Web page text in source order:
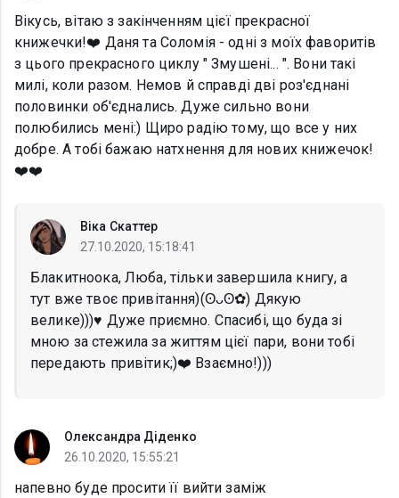
Вікусь, вітаю з закінченням цієї прекрасної
книжечки!❤️ Даня та Соломія - одні з моїх фаворитів
з цього прекрасного циклу " Змушені... ". Вони такі
милі, коли разом. Немов й справді дві роз'єднані
половинки об'єднались. Дуже сильно вони
полюбились мені:) Щиро радію тому, що все у них
добре. А тобі бажаю натхнення для нових книжечок!
❤️❤️
Віка Скаттер
27.10.2020, 15:18:41
Блакитноока, Люба, тільки завершила книгу, а
тут вже твоє привітання)(ʘᴗʘ✿) Дякую
велике)))♥️ Дуже приємно. Спасибі, що буда зі
мною за стежила за життям цієї пари, вони тобі
передають привітик;)❤️ Взаємно!)))
Олександра Діденко
26.10.2020, 15:55:21
напевно буде просити її вийти заміж